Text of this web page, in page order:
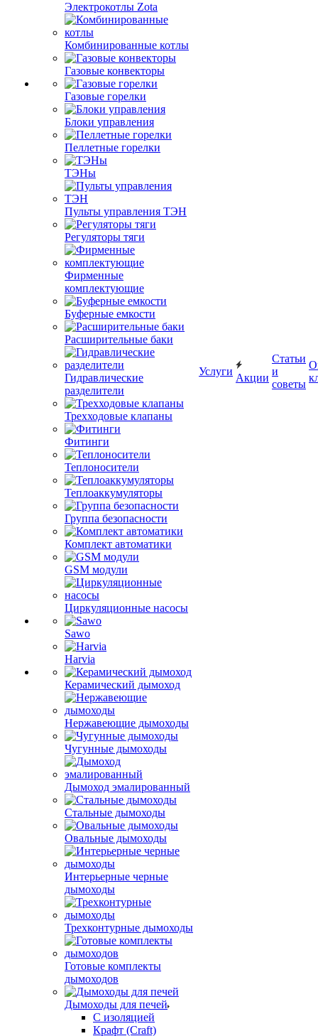
Электрокотлы Zota
Комбинированные котлы
Газовые конвекторы
Газовые горелки
Блоки управления
Пеллетные горелки
ТЭНы
Пульты управления ТЭН
Регуляторы тяги
Фирменные
комплектующие
Буферные емкости
Расширительные баки
Гидравлические
разделители
Трехходовые клапаны
Фитинги
Теплоносители
Теплоаккумуляторы
Группа безопасности
Комплект автоматики
GSM модули
Циркуляционные насосы
Sawo
Harvia
Керамический дымоход
Нержавеющие дымоходы
Чугунные дымоходы
Дымоход эмалированный
Стальные дымоходы
Овальные дымоходы
Интерьерные черные
дымоходы
Трехконтурные дымоходы
Готовые комплекты
дымоходов
Дымоходы для печей
С изоляцией
Крафт (Craft)
Услуги
Акции
Статьи
и
советы